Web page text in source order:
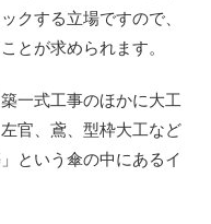
クする立場ですので、
とが求められます。
一式工事のほかに大工
官、鳶、型枠大工など
という傘の中にあるイ